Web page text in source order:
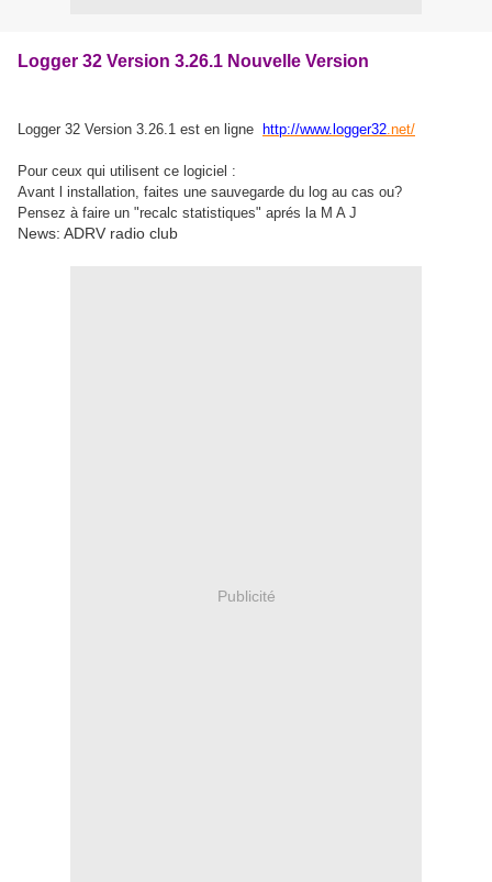
Logger 32 Version 3.26.1 Nouvelle Version
Logger 32 Version 3.26.1 est en ligne http://www.logger32.net/
Pour ceux qui utilisent ce logiciel :
Avant l installation, faites une sauvegarde du log au cas ou?
Pensez à faire un "recalc statistiques" aprés la M A J
News: ADRV radio club
Publicité